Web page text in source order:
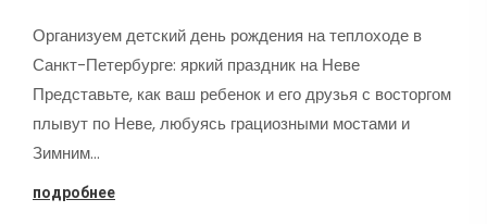
Организуем детский день рождения на теплоходе в
Санкт-Петербурге: яркий праздник на Неве
Представьте, как ваш ребенок и его друзья с восторгом
плывут по Неве, любуясь грациозными мостами и
Зимним…
подробнее